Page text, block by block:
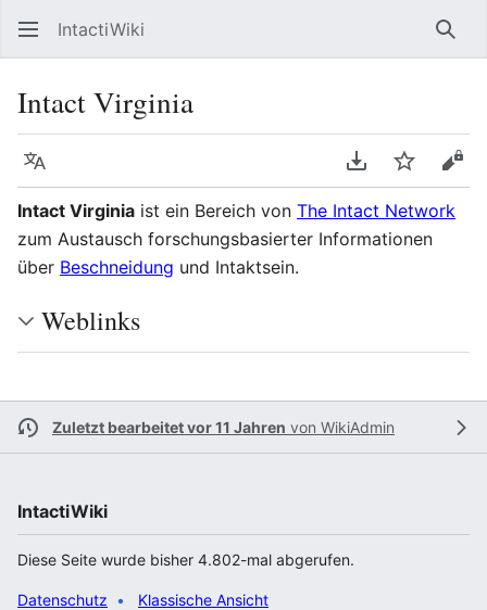
IntactiWiki
Intact Virginia
Sprache PDF
Intact Virginia ist ein Bereich von The Intact Network
zum Austausch forschungsbasierter Informationen
über Beschneidung und Intaktsein.
Weblinks
Zuletzt bearbeitet vor 11 Jahren von WikiAdmin
IntactiWiki
Diese Seite wurde bisher 4.802-mal abgerufen.
Datenschutz Klassische Ansicht